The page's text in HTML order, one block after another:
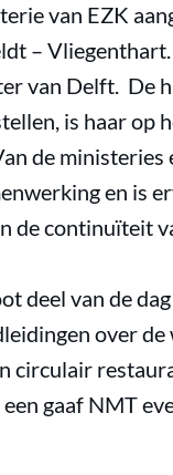
van EZK
–
van Delft. De
is haar op
de
en is
de continuïteit
deel van de
over
circulair
gaaf NMT